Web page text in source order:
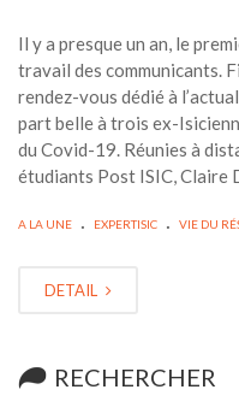
Il y a presque un an, le
travail des communicants.
rendez-vous dédié à
part belle à trois ex-
du Covid-19. Réunies à
étudiants Post ISIC, Claire
A LA UNE . EXPERTISIC . VIE DU
DETAIL
RECHERCHER